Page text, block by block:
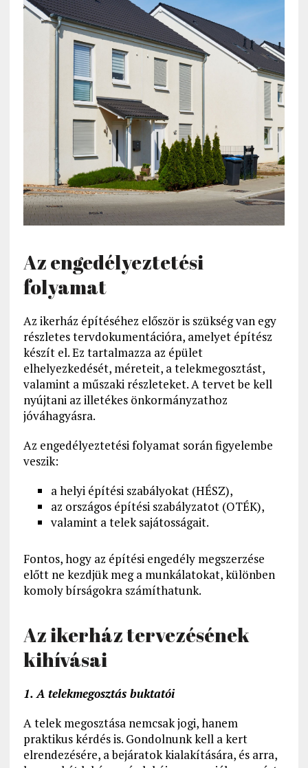
Az engedélyeztetési
folyamat
Az ikerház építéséhez először is szükség van egy
részletes tervdokumentációra, amelyet építész
készít el. Ez tartalmazza az épület
elhelyezkedését, méreteit, a telekmegosztást,
valamint a műszaki részleteket. A tervet be kell
nyújtani az illetékes önkormányzathoz
jóváhagyásra.
Az engedélyeztetési folyamat során figyelembe
veszik:
a helyi építési szabályokat (HÉSZ),
az országos építési szabályzatot (OTÉK),
valamint a telek sajátosságait.
Fontos, hogy az építési engedély megszerzése
előtt ne kezdjük meg a munkálatokat, különben
komoly bírságokra számíthatunk.
Az ikerház tervezésének
kihívásai
1. A telekmegosztás buktatói
A telek megosztása nemcsak jogi, hanem
praktikus kérdés is. Gondolnunk kell a kert
elrendezésére, a bejáratok kialakítására, és arra,